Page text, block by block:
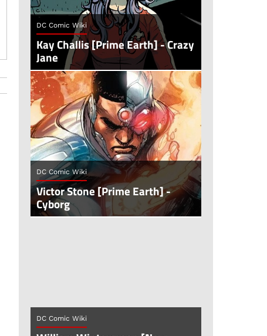
DC Comic Wiki
Kay Challis [Prime Earth] - Crazy
Jane
DC Comic Wiki
Victor Stone [Prime Earth] -
Cyborg
DC Comic Wiki